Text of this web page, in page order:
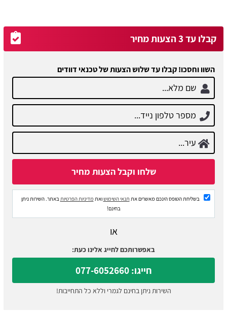
קבלו עד 3 הצעות מחיר
השוו וחסכו! קבלו עד שלוש הצעות של טכנאי דוודים
בשליחת הטופס הינכם מאשרים את תנאי השימושואת מדיניות הפרטיותבאתר. השירות ניתן
בחינם!
או
באפשרותכם לחייג אלינו כעת:
חייגו: 077-6052660
השירות ניתן בחינם לגמרי וללא כל התחייבות!